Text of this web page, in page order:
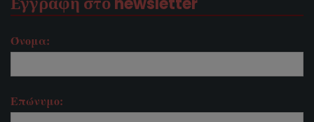
Όνομα:
Επώνυμο: